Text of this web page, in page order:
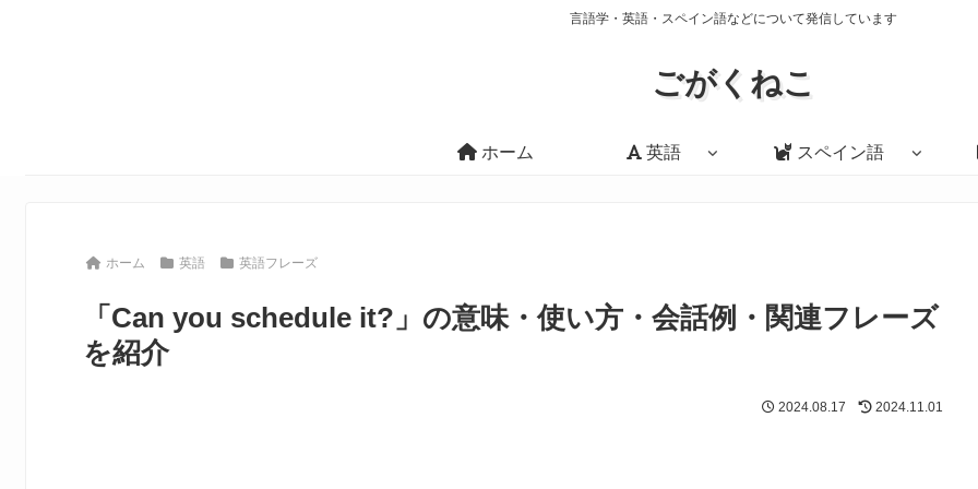
言語学・英語・スペイン語などについて発信しています
ごがくねこ
ホーム 英語 スペイン語
ホーム 英語 英語フレーズ
「Can you schedule it?」の意味・使い方・会話例・関連フレーズ
を紹介
2024.08.17 2024.11.01